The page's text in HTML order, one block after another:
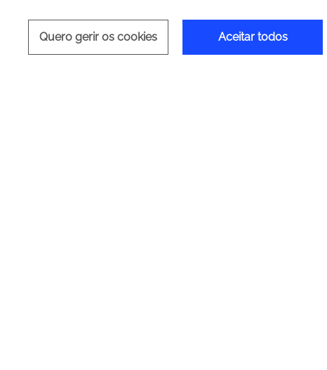
No âmbito da pandemia, e dada a
que a administração da Noesis está online, e
recentes novidades e iniciativas das equipas
A comunicação interna é outra área em que
informação permanentes com os
sobre teletrabalho e atividades para realizar
Também o onboarding foi transformado
Welcome Day. Foram ainda lançadas as
Sempre que possível e, adotando todas as
escritórios se encontram, para que os
A investigação e sustentabilidade são outra
dinamizando a atividade incubadora de base
académico, como o Talent Bootcamp, o Job
Quero gerir os cookies Aceitar todos